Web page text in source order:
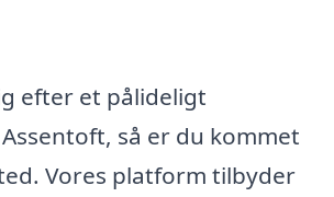
efter et pålideligt
så er du kommet
Vores platform tilbyder